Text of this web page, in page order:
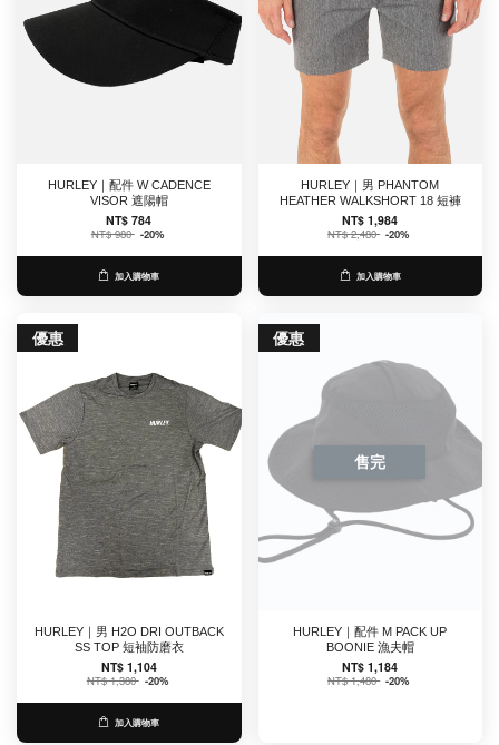
HURLEY｜配件 W CADENCE
VISOR 遮陽帽
NT$ 784
NT$ 980 -20%
加入購物車
HURLEY｜男 PHANTOM
HEATHER WALKSHORT 18 短褲
NT$ 1,984
NT$ 2,480 -20%
加入購物車
優惠
HURLEY｜男 H2O DRI OUTBACK
SS TOP 短袖防磨衣
NT$ 1,104
NT$ 1,380 -20%
加入購物車
優惠
售完
HURLEY｜配件 M PACK UP
BOONIE 漁夫帽
NT$ 1,184
NT$ 1,480 -20%